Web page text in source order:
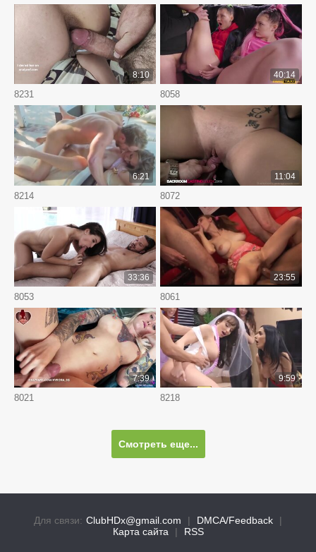
8231
8:10
8058
40:14
8214
6:21
8072
11:04
8053
33:36
8061
23:55
8021
7:39
8218
9:59
Смотреть еще...
Для связи: ClubHDx@gmail.com | DMCA/Feedback
|
Карта сайта
| RSS